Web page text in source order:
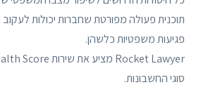
תוכנית פעולה מפורטת שחברות יכולות
פגיעות משפטיות כלשהן.
סוגי החשבונות.